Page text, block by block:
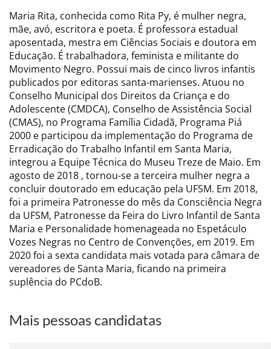
Maria Rita, conhecida como Rita Py, é mulher negra,
mãe, avó, escritora e poeta. É professora estadual
aposentada, mestra em Ciências Sociais e doutora em
Educação. É trabalhadora, feminista e militante do
Movimento Negro. Possui mais de cinco livros infantis
publicados por editoras santa-marienses. Atuou no
Conselho Municipal dos Direitos da Criança e do
Adolescente (CMDCA), Conselho de Assistência Social
(CMAS), no Programa Família Cidadã, Programa Piá
2000 e participou da implementação do Programa de
Erradicação do Trabalho Infantil em Santa Maria,
integrou a Equipe Técnica do Museu Treze de Maio. Em
agosto de 2018 , tornou-se a terceira mulher negra a
concluir doutorado em educação pela UFSM. Em 2018,
foi a primeira Patronesse do mês da Consciência Negra
da UFSM, Patronesse da Feira do Livro Infantil de Santa
Maria e Personalidade homenageada no Espetáculo
Vozes Negras no Centro de Convenções, em 2019. Em
2020 foi a sexta candidata mais votada para câmara de
vereadores de Santa Maria, ficando na primeira
suplência do PCdoB.
Mais pessoas candidatas